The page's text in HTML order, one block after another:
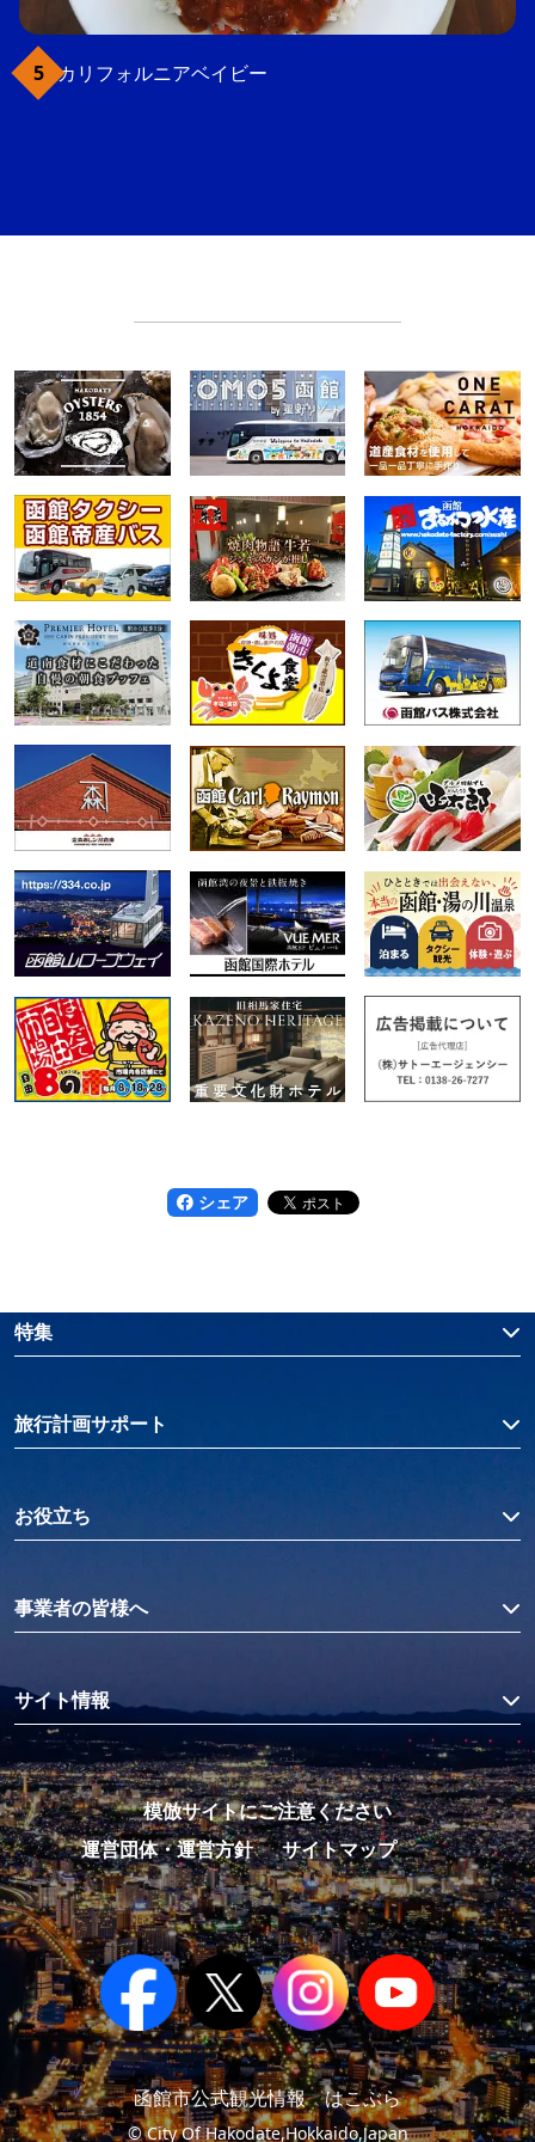
カリフォルニアベイビー
シェア
特集
旅行計画サポート
お役立ち
事業者の皆様へ
サイト情報
模倣サイトにご注意ください
運営団体・運営方針
サイトマップ
函館市公式観光情報 はこぶら
© City Of Hakodate,Hokkaido,Japan